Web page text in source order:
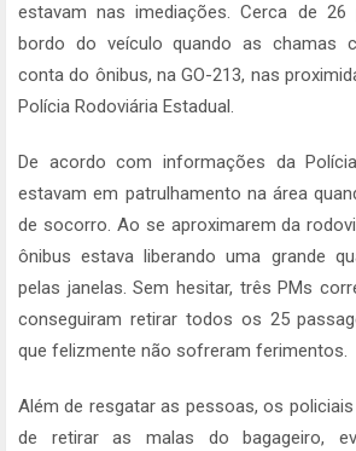
estavam nas imediações. Cerca de
bordo do veículo quando as chamas
conta do ônibus, na GO-213, nas
Polícia Rodoviária Estadual.
De acordo com informações da
estavam em patrulhamento na área
de socorro. Ao se aproximarem da
ônibus estava liberando uma grande
pelas janelas. Sem hesitar, três PMs
conseguiram retirar todos os 25
que felizmente não sofreram ferimentos.
Além de resgatar as pessoas, os
de retirar as malas do bagageiro,